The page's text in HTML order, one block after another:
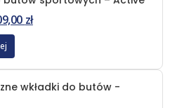
zł
wkładki do butów -